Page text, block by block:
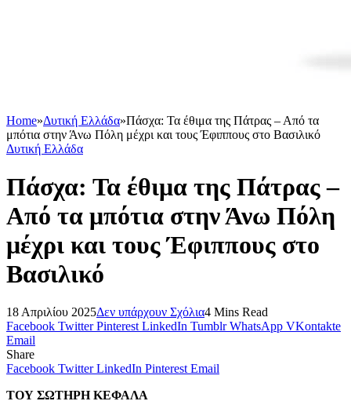
Home»Δυτική Ελλάδα»Πάσχα: Τα έθιμα της Πάτρας – Από τα
μπότια στην Άνω Πόλη μέχρι και τους Έφιππους στο Βασιλικό
Δυτική Ελλάδα
Πάσχα: Τα έθιμα της Πάτρας –
Από τα μπότια στην Άνω Πόλη
μέχρι και τους Έφιππους στο
Βασιλικό
18 Απριλίου 2025Δεν υπάρχουν Σχόλια4 Mins Read
Facebook Twitter Pinterest LinkedIn Tumblr WhatsApp VKontakte
Email
Share
Facebook Twitter LinkedIn Pinterest Email
ΤΟΥ ΣΩΤΗΡΗ ΚΕΦΑΛΑ